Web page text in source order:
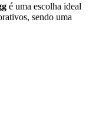
é uma escolha ideal
sendo uma